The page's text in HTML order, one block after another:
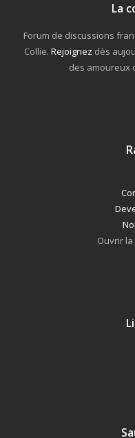
La
Forum de discussions
Collie. Rejoignez dès
des amoureux
Ouvrir la